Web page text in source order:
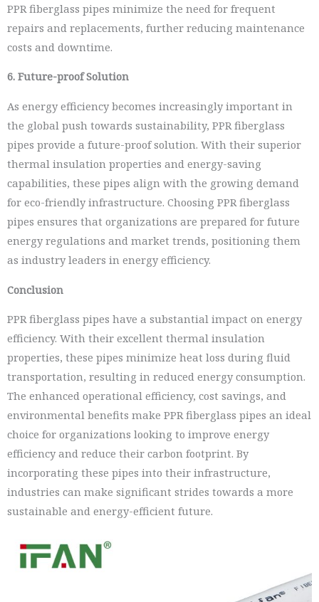
PPR fiberglass pipes minimize the need for frequent
repairs and replacements, further reducing maintenance
costs and downtime.
6. Future-proof Solution
As energy efficiency becomes increasingly important in
the global push towards sustainability, PPR fiberglass
pipes provide a future-proof solution. With their superior
thermal insulation properties and energy-saving
capabilities, these pipes align with the growing demand
for eco-friendly infrastructure. Choosing PPR fiberglass
pipes ensures that organizations are prepared for future
energy regulations and market trends, positioning them
as industry leaders in energy efficiency.
Conclusion
PPR fiberglass pipes have a substantial impact on energy
efficiency. With their excellent thermal insulation
properties, these pipes minimize heat loss during fluid
transportation, resulting in reduced energy consumption.
The enhanced operational efficiency, cost savings, and
environmental benefits make PPR fiberglass pipes an ideal
choice for organizations looking to improve energy
efficiency and reduce their carbon footprint. By
incorporating these pipes into their infrastructure,
industries can make significant strides towards a more
sustainable and energy-efficient future.